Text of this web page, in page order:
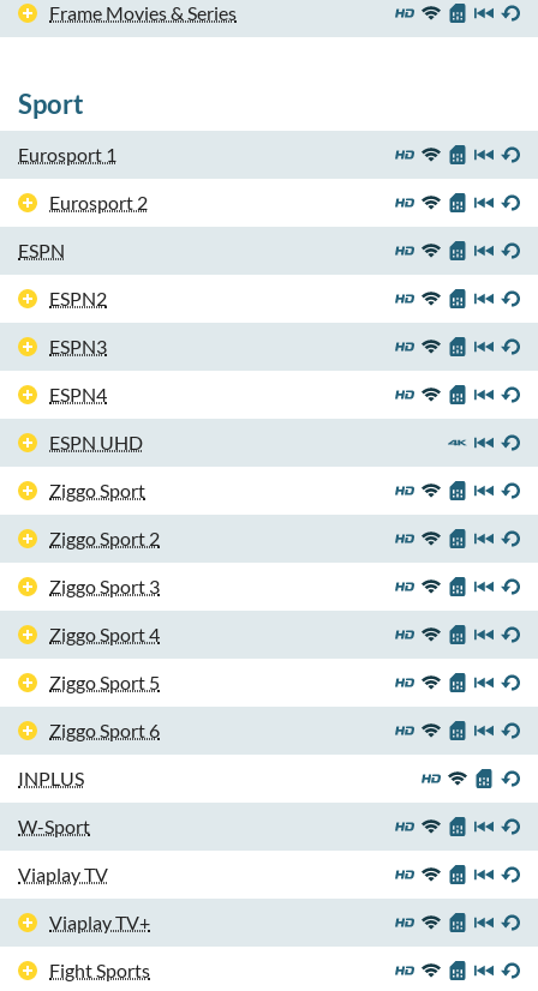
Frame Movies & Series
Sport
Eurosport 1
Eurosport 2
ESPN
ESPN2
ESPN3
ESPN4
ESPN UHD
Ziggo Sport
Ziggo Sport 2
Ziggo Sport 3
Ziggo Sport 4
Ziggo Sport 5
Ziggo Sport 6
INPLUS
W-Sport
Viaplay TV
Viaplay TV+
Fight Sports